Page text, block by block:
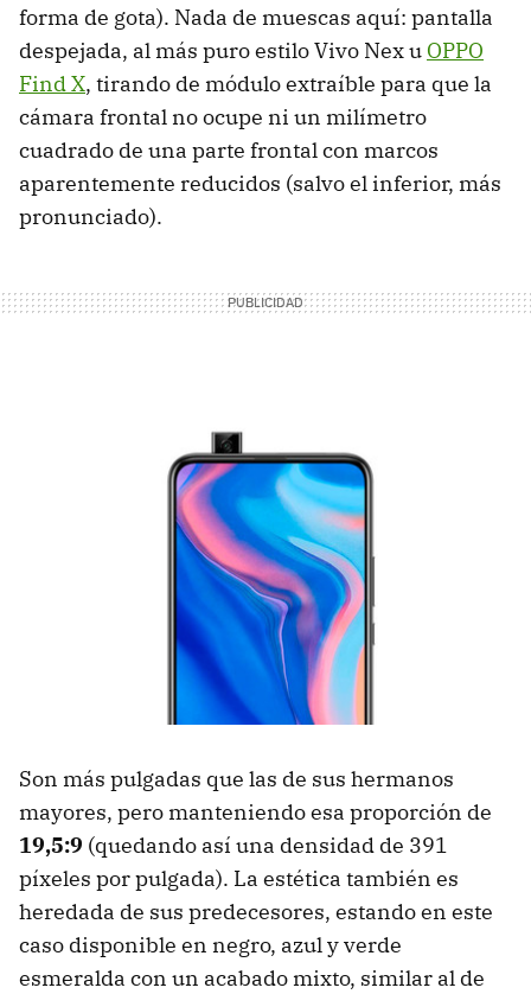
forma de gota). Nada de muescas aquí: pantalla
despejada, al más puro estilo Vivo Nex u OPPO
Find X, tirando de módulo extraíble para que la
cámara frontal no ocupe ni un milímetro
cuadrado de una parte frontal con marcos
aparentemente reducidos (salvo el inferior, más
pronunciado).
Son más pulgadas que las de sus hermanos
mayores, pero manteniendo esa proporción de
19,5:9 (quedando así una densidad de 391
píxeles por pulgada). La estética también es
heredada de sus predecesores, estando en este
caso disponible en negro, azul y verde
esmeralda con un acabado mixto, similar al de